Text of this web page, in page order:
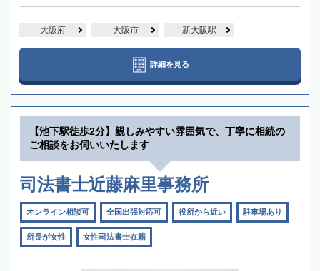
大阪府 大阪市 新大阪駅
詳細を見る
【池下駅徒歩2分】親しみやすい雰囲気で、丁寧に相続の
ご相談をお伺いいたします
司法書士近藤麻里事務所
オンライン相談可 全国出張対応可 役所から近い 駐車場あり
所長が女性 女性司法書士在籍